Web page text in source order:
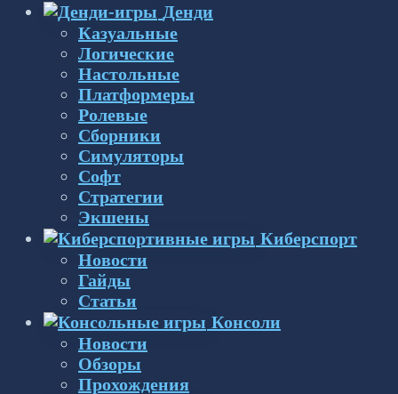
Денди
Казуальные
Логические
Настольные
Платформеры
Ролевые
Сборники
Симуляторы
Софт
Стратегии
Экшены
Киберспорт
Новости
Гайды
Статьи
Консоли
Новости
Обзоры
Прохождения